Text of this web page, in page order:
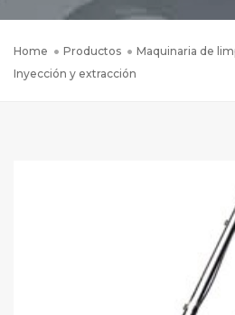
Home Productos
Maquinaria de
Inyección y extracción